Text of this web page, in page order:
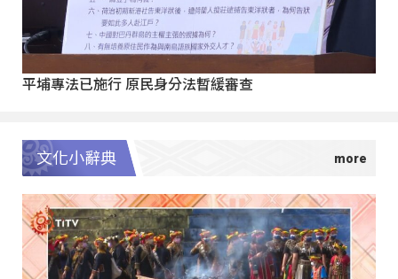
平埔專法已施行 原民身分法暫緩審查
文化小辭典